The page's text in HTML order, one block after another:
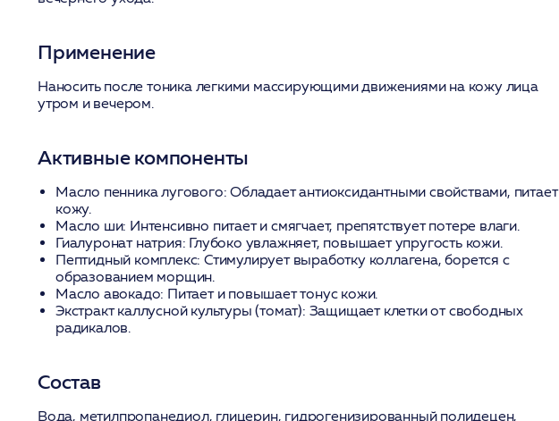
Применение
Наносить после тоника легкими массирующими движениями на кожу лица
утром и вечером.
Активные компоненты
Масло пенника лугового: Обладает антиоксидантными свойствами, питает
кожу.
Масло ши: Интенсивно питает и смягчает, препятствует потере влаги.
Гиалуронат натрия: Глубоко увлажняет, повышает упругость кожи.
Пептидный комплекс: Стимулирует выработку коллагена, борется с
образованием морщин.
Масло авокадо: Питает и повышает тонус кожи.
Экстракт каллусной культуры (томат): Защищает клетки от свободных
радикалов.
Состав
Вода, метилпропанедиол, глицерин, гидрогенизированный полидецен,